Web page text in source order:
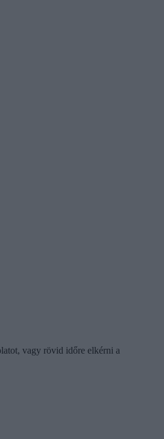
vagy rövid időre elkérni a